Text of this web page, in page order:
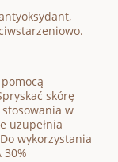
skórę
w
uzupełnia
wykorzystania
30%